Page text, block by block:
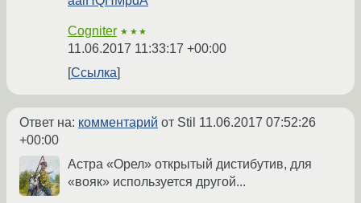
Cogniter ★★★
11.06.2017 11:33:17 +00:00
Ссылка
Ответ на: комментарий от Stil 11.06.2017 07:52:26
+00:00
Астра «Орел» открытый дистибутив, для
«вояк» используется другой...